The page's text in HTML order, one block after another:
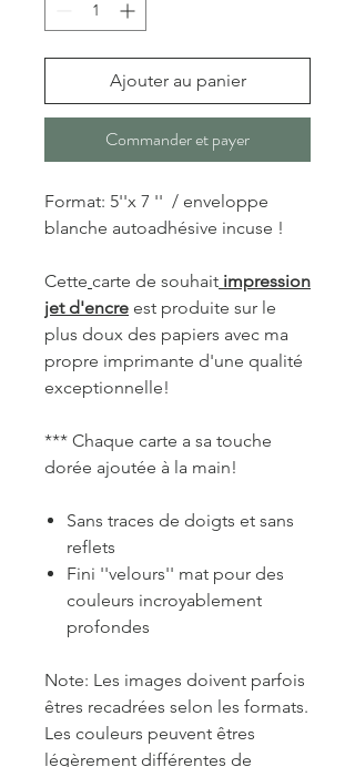
Ajouter au panier
Commander et payer
Format: 5''x 7 '' / enveloppe
blanche autoadhésive incuse !
Cette carte de souhait impression
jet d'encre est produite sur le
plus doux des papiers avec ma
propre imprimante d'une qualité
exceptionnelle!
*** Chaque carte a sa touche
dorée ajoutée à la main!
Sans traces de doigts et sans
reflets
Fini ''velours'' mat pour des
couleurs incroyablement
profondes
Note: Les images doivent parfois
êtres recadrées selon les formats.
Les couleurs peuvent êtres
légèrement différentes de